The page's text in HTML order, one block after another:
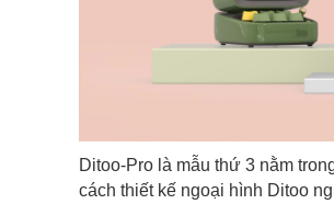
Ditoo-Pro là mẫu thứ 3 nằm
cách thiết kế ngoại hình Ditoo